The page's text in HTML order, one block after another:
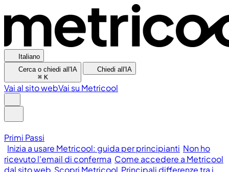
Italiano
Cerca o chiedi all'IA
⌘ K
Chiedi all'IA
Vai al sito webVai su Metricool
Primi Passi
Inizia a usare Metricool: guida per principianti Non ho
ricevuto l'email di conferma Come accedere a Metricool
dal sito web Scopri Metricool Principali differenze tra i